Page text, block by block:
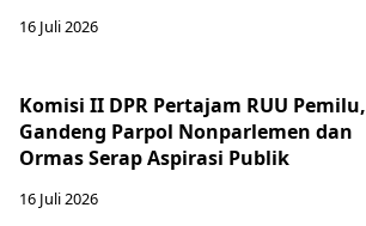
16 Juli 2026
Komisi II DPR Pertajam RUU Pemilu,
Gandeng Parpol Nonparlemen dan
Ormas Serap Aspirasi Publik
16 Juli 2026